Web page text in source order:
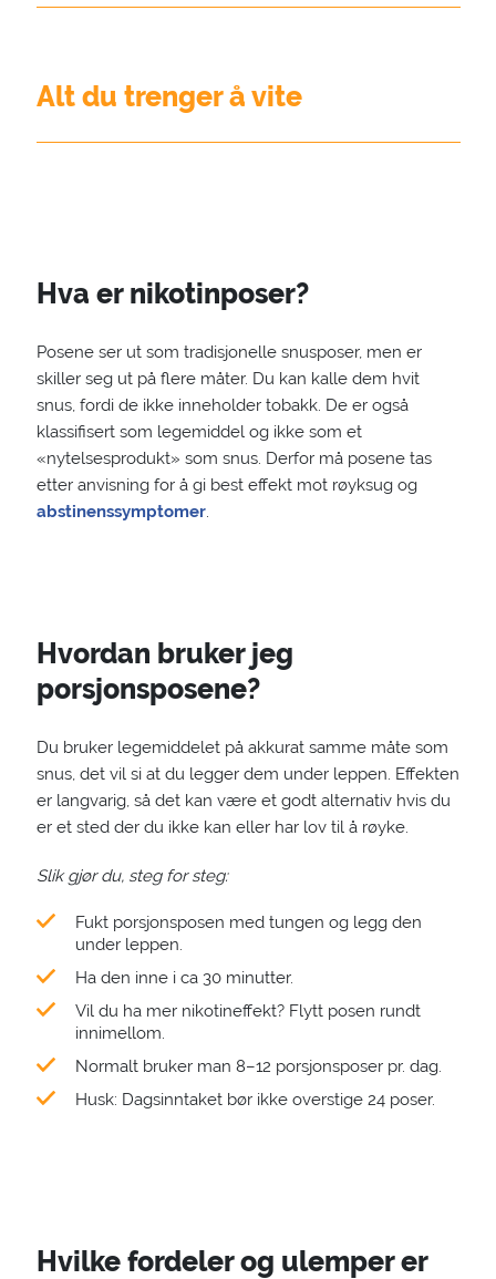
Alt du trenger å vite
Hva er nikotinposer?
Posene ser ut som tradisjonelle snusposer, men er
skiller seg ut på flere måter. Du kan kalle dem hvit
snus, fordi de ikke inneholder tobakk. De er også
klassifisert som legemiddel og ikke som et
«nytelsesprodukt» som snus. Derfor må posene tas
etter anvisning for å gi best effekt mot røyksug og
abstinenssymptomer.
Hvordan bruker jeg
porsjonsposene?
Du bruker legemiddelet på akkurat samme måte som
snus, det vil si at du legger dem under leppen. Effekten
er langvarig, så det kan være et godt alternativ hvis du
er et sted der du ikke kan eller har lov til å røyke.
Slik gjør du, steg for steg:
Fukt porsjonsposen med tungen og legg den
under leppen.
Ha den inne i ca 30 minutter.
Vil du ha mer nikotineffekt? Flytt posen rundt
innimellom.
Normalt bruker man 8–12 porsjonsposer pr. dag.
Husk: Dagsinntaket bør ikke overstige 24 poser.
Hvilke fordeler og ulemper er